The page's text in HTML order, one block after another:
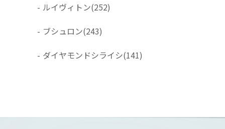
- ルイヴィトン(252)
- ブシュロン(243)
- ダイヤモンドシライシ(141)